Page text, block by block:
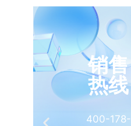
销售
热线
400-178-